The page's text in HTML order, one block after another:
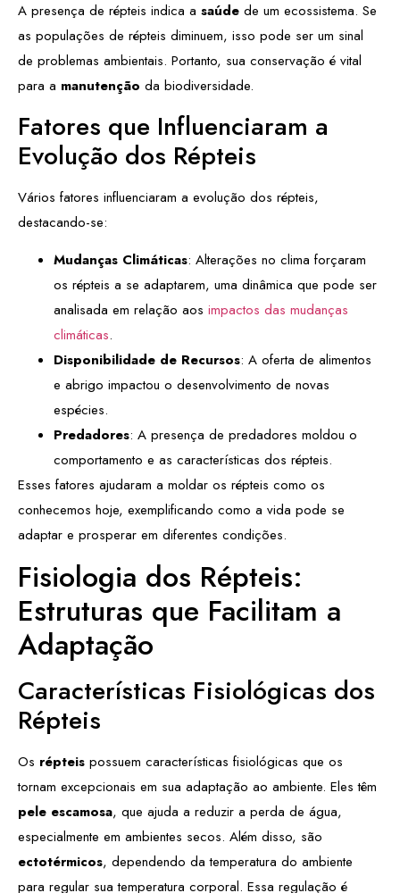
A presença de répteis indica a saúde de um ecossistema. Se
as populações de répteis diminuem, isso pode ser um sinal
de problemas ambientais. Portanto, sua conservação é vital
para a manutenção da biodiversidade.
Fatores que Influenciaram a
Evolução dos Répteis
Vários fatores influenciaram a evolução dos répteis,
destacando-se:
Mudanças Climáticas: Alterações no clima forçaram
os répteis a se adaptarem, uma dinâmica que pode ser
analisada em relação aos impactos das mudanças
climáticas.
Disponibilidade de Recursos: A oferta de alimentos
e abrigo impactou o desenvolvimento de novas
espécies.
Predadores: A presença de predadores moldou o
comportamento e as características dos répteis.
Esses fatores ajudaram a moldar os répteis como os
conhecemos hoje, exemplificando como a vida pode se
adaptar e prosperar em diferentes condições.
Fisiologia dos Répteis:
Estruturas que Facilitam a
Adaptação
Características Fisiológicas dos
Répteis
Os répteis possuem características fisiológicas que os
tornam excepcionais em sua adaptação ao ambiente. Eles têm
pele escamosa, que ajuda a reduzir a perda de água,
especialmente em ambientes secos. Além disso, são
ectotérmicos, dependendo da temperatura do ambiente
para regular sua temperatura corporal. Essa regulação é